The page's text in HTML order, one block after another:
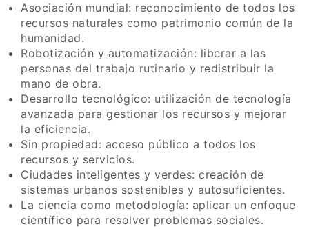
Asociación mundial: reconocimiento de todos los
recursos naturales como patrimonio común de la
humanidad.
Robotización y automatización: liberar a las
personas del trabajo rutinario y redistribuir la
mano de obra.
Desarrollo tecnológico: utilización de tecnología
avanzada para gestionar los recursos y mejorar
la eficiencia.
Sin propiedad: acceso público a todos los
recursos y servicios.
Ciudades inteligentes y verdes: creación de
sistemas urbanos sostenibles y autosuficientes.
La ciencia como metodología: aplicar un enfoque
científico para resolver problemas sociales.